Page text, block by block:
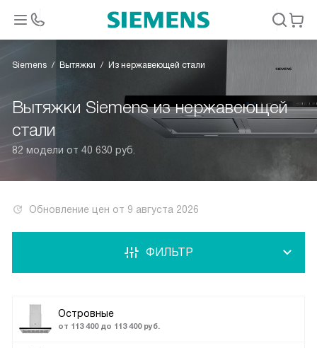
Siemens Вытяжки Из нержавеющей стали
Вытяжки Siemens из нержавеющей
стали
82 модели от 40 630 руб.
Обновление цен от 9 августа 2026
Островные
от 113 400 до 113 400 руб.
ФИЛЬТР